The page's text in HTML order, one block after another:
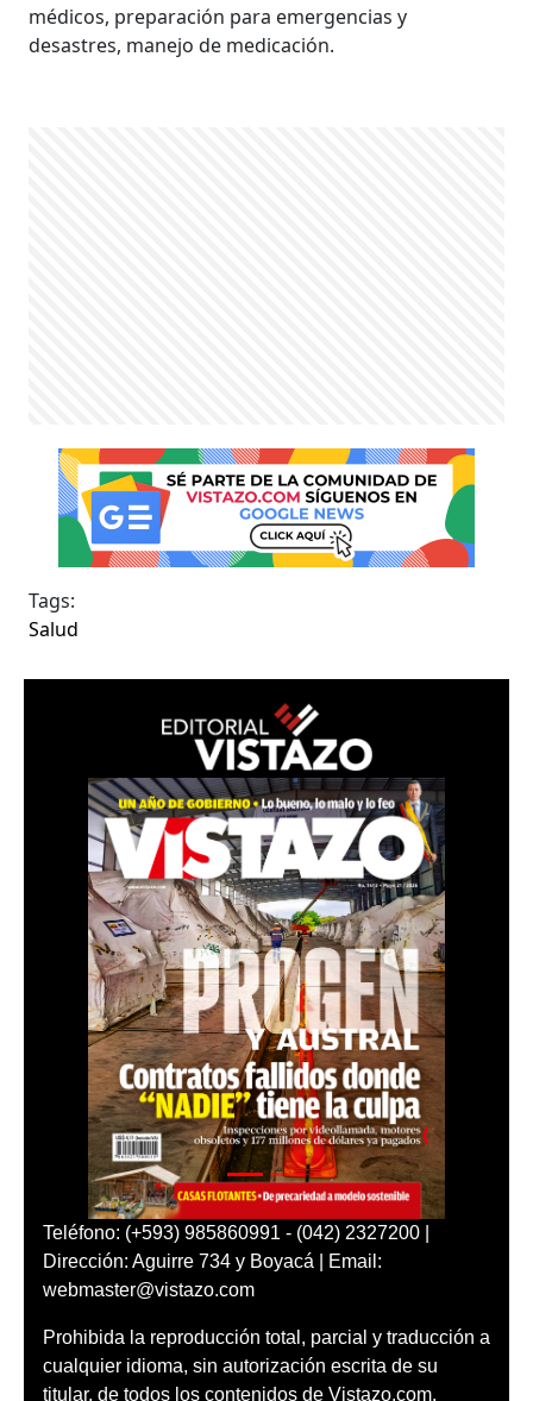
médicos, preparación para emergencias y
desastres, manejo de medicación.
Tags:
Salud
Teléfono: (+593) 985860991 - (042) 2327200 |
Dirección: Aguirre 734 y Boyacá | Email:
webmaster@vistazo.com
Prohibida la reproducción total, parcial y traducción a
cualquier idioma, sin autorización escrita de su
titular, de todos los contenidos de Vistazo.com.